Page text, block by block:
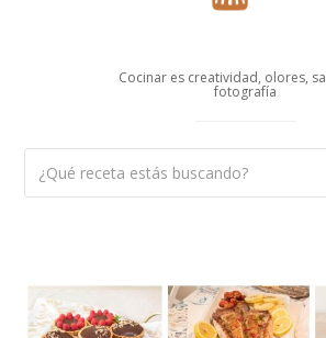
Cocinar es creatividad, olores,
fotografía